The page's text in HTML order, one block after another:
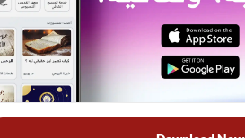
الرئيسية